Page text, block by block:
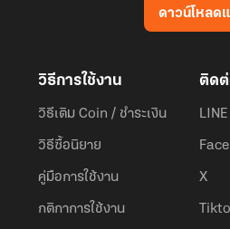
ดาวน์โหลด
วิธีการใช้งาน
วิธีเติม Coin / ชำระเงิน
วิธีซื้อนิยาย
คู่มือการใช้งาน
กติกาการใช้งาน
ติดต่
X